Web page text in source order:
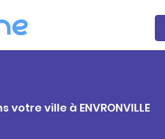
ville à ENVRONVILLE